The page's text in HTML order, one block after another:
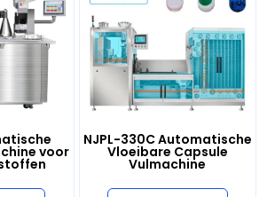
voor
NJPL-330C Automatische
Vloeibare Capsule
Vulmachine